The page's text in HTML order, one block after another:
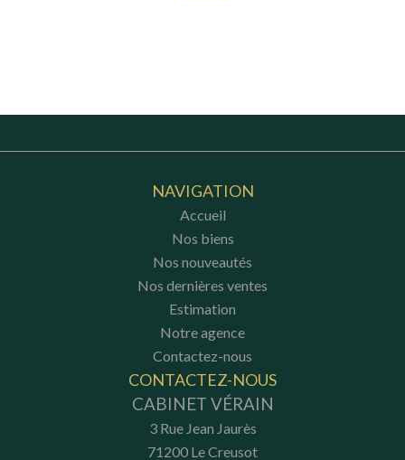
NAVIGATION
Accueil
Nos biens
Nos nouveautés
Nos dernières ventes
Estimation
Notre agence
Contactez-nous
CONTACTEZ-NOUS
CABINET VÉRAIN
3 Rue Jean Jaurès
71200 Le Creusot